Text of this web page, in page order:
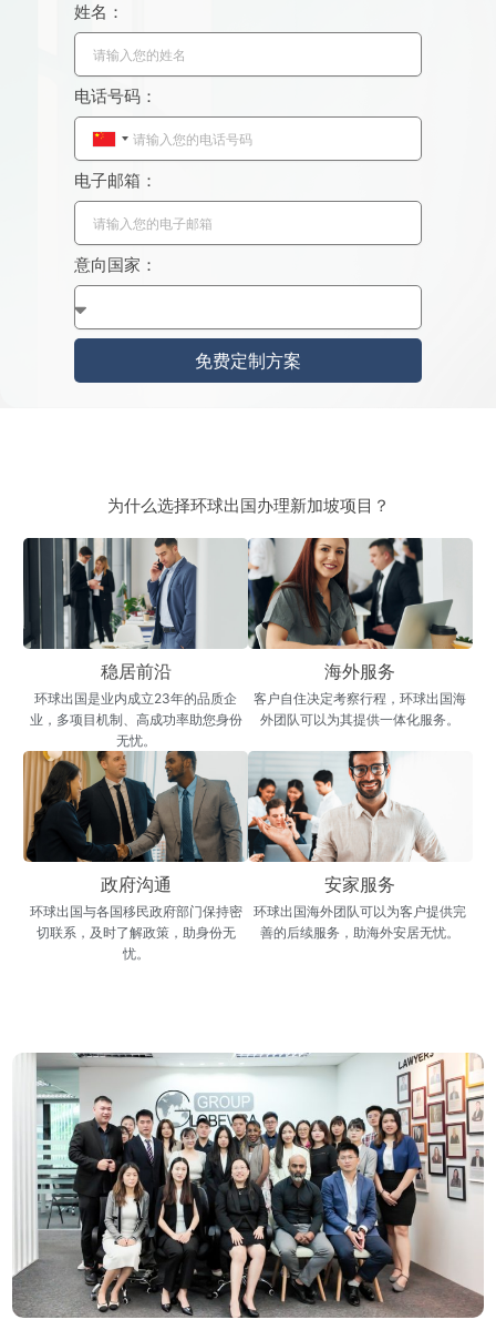
姓名：
电话号码：
C
h
i
n
a
+
6
电子邮箱：
意向国家：
免费定制方案
为什么选择环球出国办理新加坡项目？
稳居前沿
环球出国是业内成立23年的品质企
业，多项目机制、高成功率助您身份
无忧。
海外服务
客户自住决定考察行程，环球出国海
外团队可以为其提供一体化服务。
政府沟通
环球出国与各国移民政府部门保持密
切联系，及时了解政策，助身份无
忧。
安家服务
环球出国海外团队可以为客户提供完
善的后续服务，助海外安居无忧。